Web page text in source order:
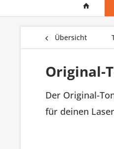
Übersicht
Original-
Der Original-
für deinen